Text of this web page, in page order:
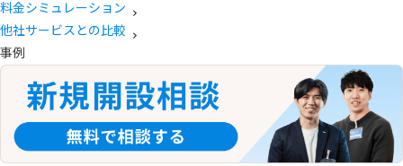
料金シミュレーション
他社サービスとの比較
事例